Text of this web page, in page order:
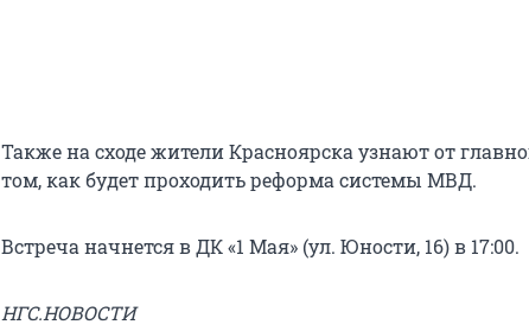
Также на сходе жители Красноярска узнают от
том, как будет проходить реформа системы МВД.
Встреча начнется в ДК «1 Мая» (ул. Юности, 16) в 17:00.
НГС.НОВОСТИ